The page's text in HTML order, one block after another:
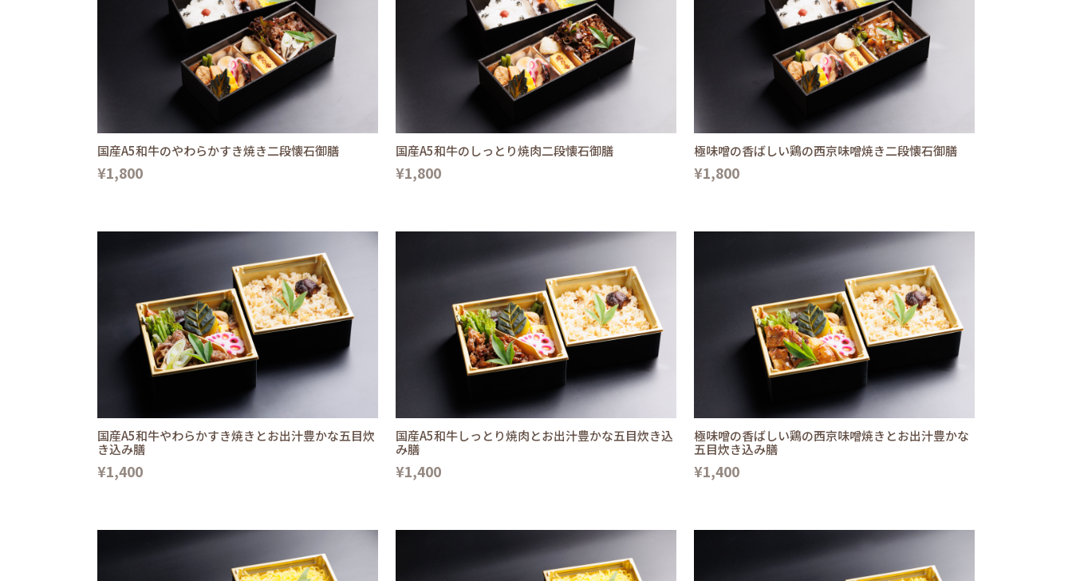
国産A5和牛のやわらかすき焼き二段懐石御膳
¥1,800
国産A5和牛のしっとり焼肉二段懐石御膳
¥1,800
極味噌の香ばしい鶏の西京味噌焼き二段懐石御膳
¥1,800
国産A5和牛やわらかすき焼きとお出汁豊かな五目炊
き込み膳
¥1,400
国産A5和牛しっとり焼肉とお出汁豊かな五目炊き込
み膳
¥1,400
極味噌の香ばしい鶏の西京味噌焼きとお出汁豊かな
五目炊き込み膳
¥1,400